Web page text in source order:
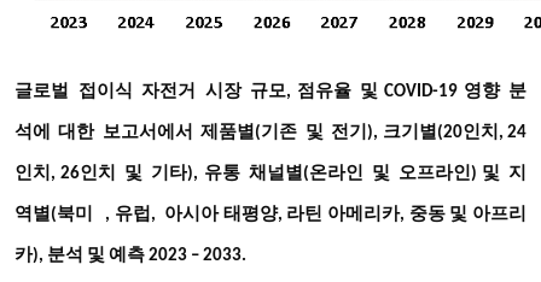
글로벌 접이식 자전거 시장 규모 , 점유율 및 COVID-19 영향 분
석에 대한 보고서에서 제품별 (기존 및 전기), 크기별 (20인치 , 24
인치 , 26인치 및 기타), 유통 채널별 (온라인 및 오프라인 ) 및 지
역별 (북미 , 유럽, 아시아 태평양, 라틴 아메리카, 중동 및 아프리
카), 분석 및 예측 2023 – 2033.